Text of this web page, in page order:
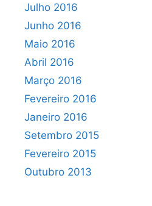
Julho 2016
Junho 2016
Maio 2016
Abril 2016
Março 2016
Fevereiro 2016
Janeiro 2016
Setembro 2015
Fevereiro 2015
Outubro 2013